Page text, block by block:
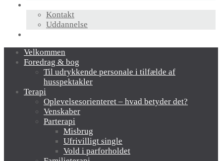
Kontakt
Uddannelse
Velkommen
Foredrag & bog
Til udrykkende personale i tilfælde af
husspektakler
Terapi
Oplevelsesorienteret – hvad betyder det?
Venskaber
Parterapi
Misbrug
Ufrivilligt single
Vold i parforholdet